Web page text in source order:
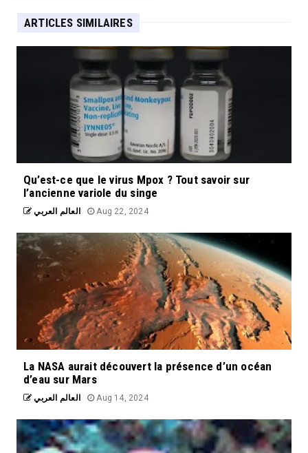
ARTICLES SIMILAIRES
Qu’est-ce que le virus Mpox ? Tout savoir sur
l’ancienne variole du singe
العالم العربي Aug 22, 2024
La NASA aurait découvert la présence d’un océan
d’eau sur Mars
العالم العربي Aug 14, 2024